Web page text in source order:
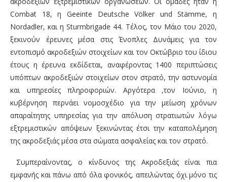
Combat 18, η Geeinte Deutsche Völker und Stämme, η
Nordadler, και η Sturmbrigade 44. Τέλος, τον Μάιο του 2020,
ξεκινούν έρευνες μέσα στις Ένοπλες Δυνάμεις για τον
εντοπισμό ακροδεξιών στοιχείων και τον Οκτώβριο του ίδιου
έτους η έρευνα εκδίδεται, αναφέροντας 1400 περιπτώσεις
υπόπτων ακροδεξιών στοιχείων στον στρατό, την αστυνομία
και υπηρεσίες πληροφοριών. Αργότερα ,τον Ιούνιο, η
κυβέρνηση περνάει νομοσχέδιο για την μείωση χρόνων
απαραίτητης υπηρεσίας για την απόλυση στρατιωτών λόγω
εξτρεμιστικών απόψεων ξεκινώντας έτσι την καταπολέμηση
της ακροδεξιάς μέσα στα σώματα ασφαλείας και τον στρατό.
Συμπεραίνοντας, ο κίνδυνος της Ακροδεξιάς είναι πια
εμφανής και πάνω από όλα φονικός, απειλώντας όχι μόνο τις